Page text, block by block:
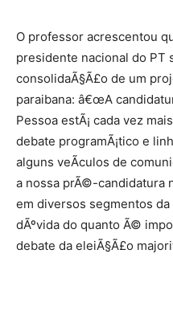
O professor acrescentou
presidente nacional do PT
consolidaÃ§Ã£o de um
paraibana: â€œA
Pessoa estÃ¡ cada vez
debate programÃ¡tico e
alguns veÃ­culos de
a nossa prÃ©-candidatura
em diversos segmentos
dÃºvida do quanto Ã©
debate da eleiÃ§Ã£o